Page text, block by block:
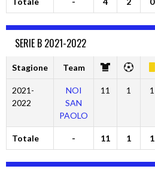
SERIE B 2021-2022
Stagione Team
2021-
2022
NOI
SAN
PAOLO
11 1 1
Totale - 11 1 1